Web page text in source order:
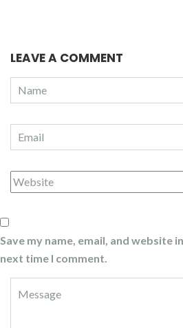
LEAVE A COMMENT
Save my name, email, and website
next time I comment.